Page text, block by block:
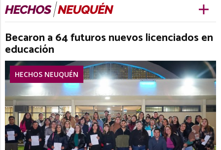
Becaron a 64 futuros nuevos licenciados en
educación
HECHOS NEUQUÉN